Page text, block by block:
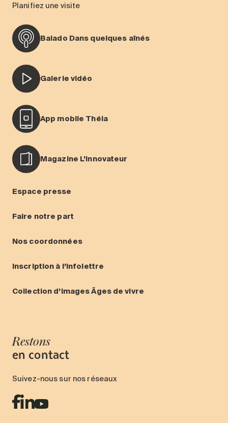
Planifiez une visite
Balado Dans quelques aînés
Galerie vidéo
App mobile Théia
Magazine L’Innovateur
Espace presse
Faire notre part
Nos coordonnées
Inscription à l’infolettre
Collection d’images Âges de vivre
Restons
en contact
Suivez-nous sur nos réseaux